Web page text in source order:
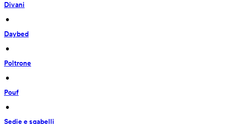
Divani
•
Daybed
•
Poltrone
•
Pouf
•
Sedie e sgabelli